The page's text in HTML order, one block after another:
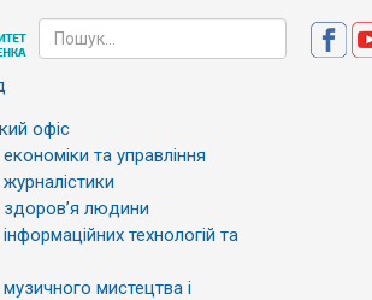
офіс
та управління
здоров’я людини
технологій та
мистецтва і